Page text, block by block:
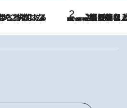
2026.8.5
【なぜ吉沢亮は「気配を消せる」のか？】興行収入208億の『国宝』を経て挑むミュージカル『ディア・エヴァン・ハンセン』。トップ俳優が舞台上でさらけ出した“孤独”とは